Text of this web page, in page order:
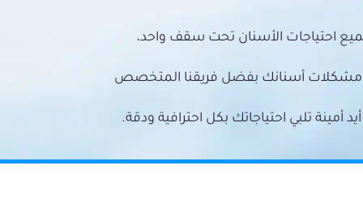
احتياجات الأسنان تحت سقف واحد،
مشكلات أسنانك بفضل فريقنا المتخصص
تلبي احتياجاتك بكل احترافية ودقة.